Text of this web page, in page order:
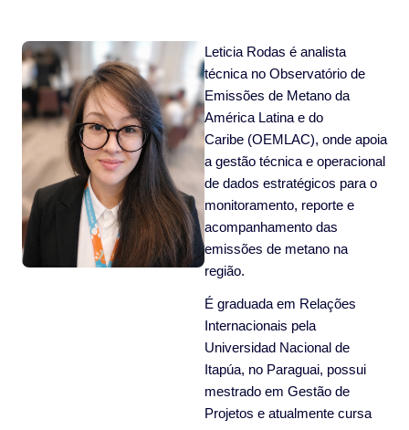
Leticia Rodas é analista
técnica no Observatório de
Emissões de Metano da
América Latina e do
Caribe (OEMLAC), onde apoia
a gestão técnica e operacional
de dados estratégicos para o
monitoramento, reporte e
acompanhamento das
emissões de metano na
região.
É graduada em Relações
Internacionais pela
Universidad Nacional de
Itapúa, no Paraguai, possui
mestrado em Gestão de
Projetos e atualmente cursa